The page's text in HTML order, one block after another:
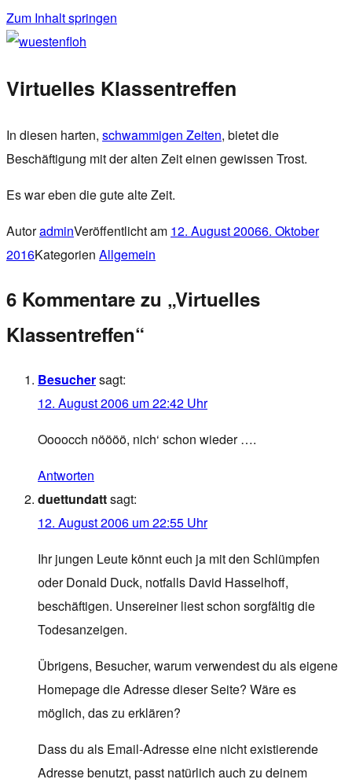
Zum Inhalt springen
wuestenfloh
Virtuelles Klassentreffen
In diesen harten, schwammigen Zeiten, bietet die
Beschäftigung mit der alten Zeit einen gewissen Trost.
Es war eben die gute alte Zeit.
AutoradminVeröffentlicht am 12. August 20066. Oktober
2016Kategorien Allgemein
6 Kommentare zu „Virtuelles
Klassentreffen“
Besuchersagt:
12. August 2006 um 22:42 Uhr
Oooocch nöööö, nich‘ schon wieder ….
Antworten
duettundattsagt:
12. August 2006 um 22:55 Uhr
Ihr jungen Leute könnt euch ja mit den Schlümpfen
oder Donald Duck, notfalls David Hasselhoff,
beschäftigen. Unsereiner liest schon sorgfältig die
Todesanzeigen.
Übrigens, Besucher, warum verwendest du als eigene
Homepage die Adresse dieser Seite? Wäre es
möglich, das zu erklären?
Dass du als Email-Adresse eine nicht existierende
Adresse benutzt, passt natürlich auch zu deinem